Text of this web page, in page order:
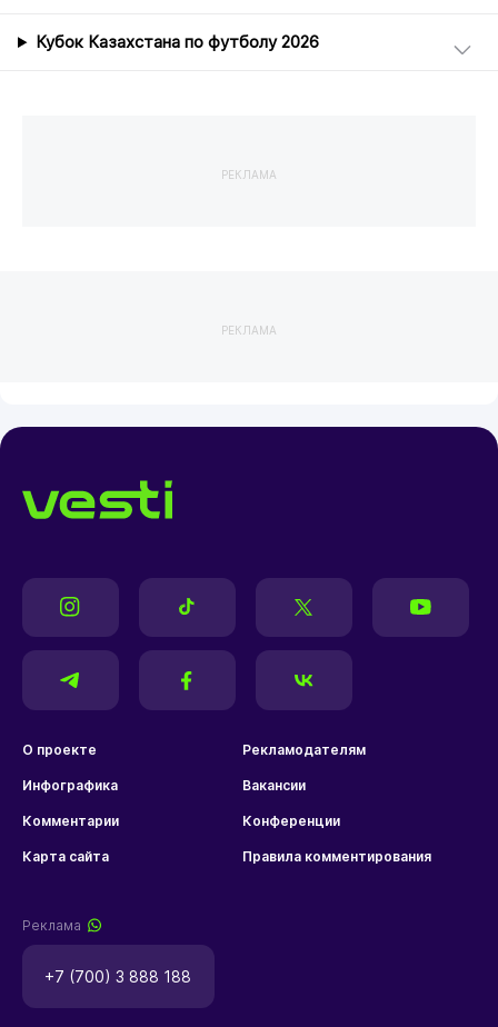
Кубок Казахстана по футболу 2026
РЕКЛАМА
РЕКЛАМА
О проекте Рекламодателям
Инфографика Вакансии
Комментарии Конференции
Карта сайта Правила комментирования
Реклама
+7 (700) 3 888 188